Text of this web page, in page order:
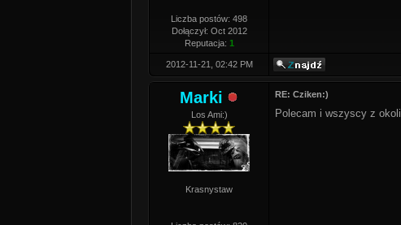
Liczba postów: 498
Dołączył: Oct 2012
Reputacja: 1
2012-11-21, 02:42 PM
Marki
Los Ami:)
Krasnystaw
RE: Cziken:)
Polecam i wszyscy z